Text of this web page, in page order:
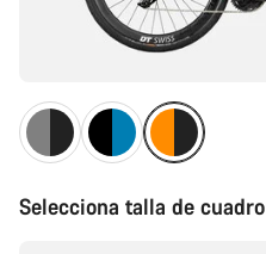
Selecciona talla de cuadro